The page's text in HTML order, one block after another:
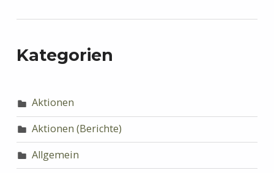
Kategorien
Aktionen
Aktionen (Berichte)
Allgemein